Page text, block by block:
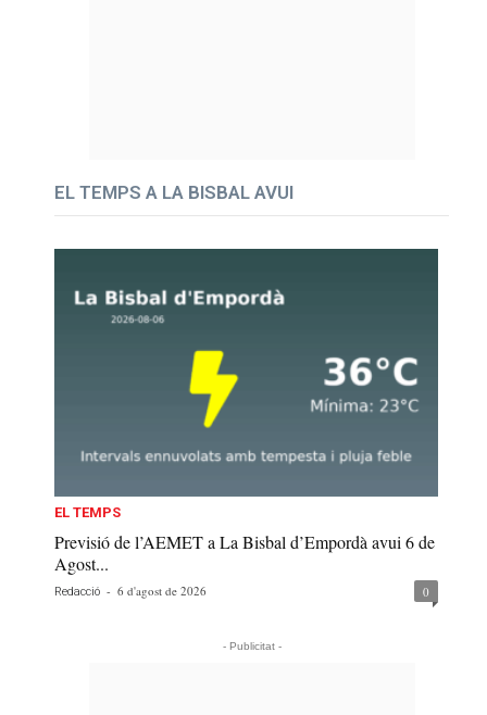
EL TEMPS A LA BISBAL AVUI
EL TEMPS
Previsió de l’AEMET a La Bisbal d’Empordà avui 6 de
Agost...
Redacció - 6 d'agost de 2026 0
- Publicitat -